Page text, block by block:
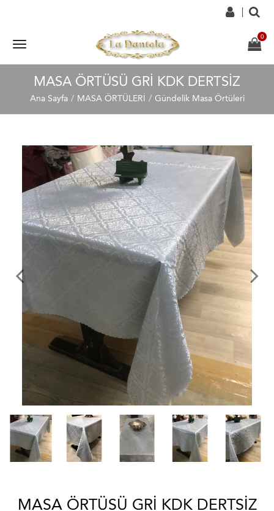
MASA ÖRTÜSÜ GRI KDK DERTSIZ
Ana Sayfa MASA ÖRTÜLERİ Gündelik Masa Örtüleri
MASA ÖRTÜSÜ GRI KDK DERTSIZ